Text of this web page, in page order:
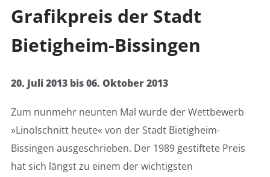
Grafikpreis der Stadt
Bietigheim-Bissingen
20. Juli 2013 bis 06. Oktober 2013
Zum nunmehr neunten Mal wurde der Wettbewerb
»Linolschnitt heute« von der Stadt Bietigheim-
Bissingen ausgeschrieben. Der 1989 gestiftete Preis
hat sich längst zu einem der wichtigsten